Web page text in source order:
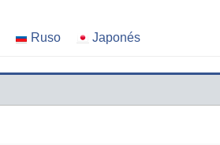
Ruso Japonés